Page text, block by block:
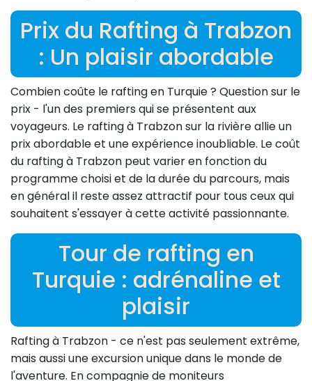
Prix du Rafting à Trabzon
: Un plaisir abordable
Combien coûte le rafting en Turquie ? Question sur le
prix - l'un des premiers qui se présentent aux
voyageurs. Le rafting à Trabzon sur la rivière allie un
prix abordable et une expérience inoubliable. Le coût
du rafting à Trabzon peut varier en fonction du
programme choisi et de la durée du parcours, mais
en général il reste assez attractif pour tous ceux qui
souhaitent s'essayer à cette activité passionnante.
Tour de rafting en
Turquie : adrénaline et
plaisir
Rafting à Trabzon - ce n'est pas seulement extrême,
mais aussi une excursion unique dans le monde de
l'aventure. En compagnie de moniteurs